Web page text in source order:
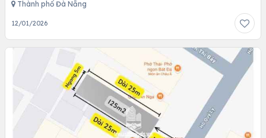
Thành phố Đà Nẵng
12/01/2026